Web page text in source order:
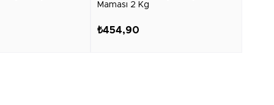
Maması 2 Kg
₺454,90